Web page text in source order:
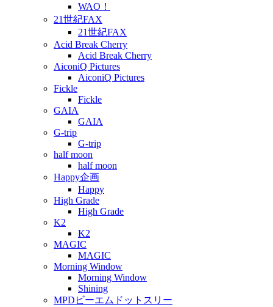
WAO！
21世紀FAX
21世紀FAX
Acid Break Cherry
Acid Break Cherry
AiconiQ Pictures
AiconiQ Pictures
Fickle
Fickle
GAIA
GAIA
G-trip
G-trip
half moon
half moon
Happy企画
Happy
High Grade
High Grade
K2
K2
MAGIC
MAGIC
Morning Window
Morning Window
Shining
MPDビーエムドットスリー